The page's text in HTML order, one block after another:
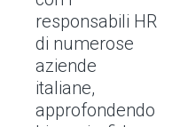
responsabili HR
di numerose
aziende
italiane,
approfondendo